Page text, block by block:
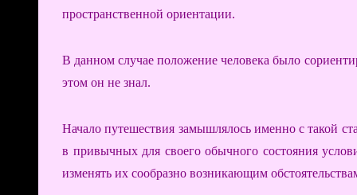
пространственной ориентации.
В данном случае положение человека было
этом он не знал.
Начало путешествия замышлялось именно с такой
в привычных для своего обычного состояния
изменять их сообразно возникающим